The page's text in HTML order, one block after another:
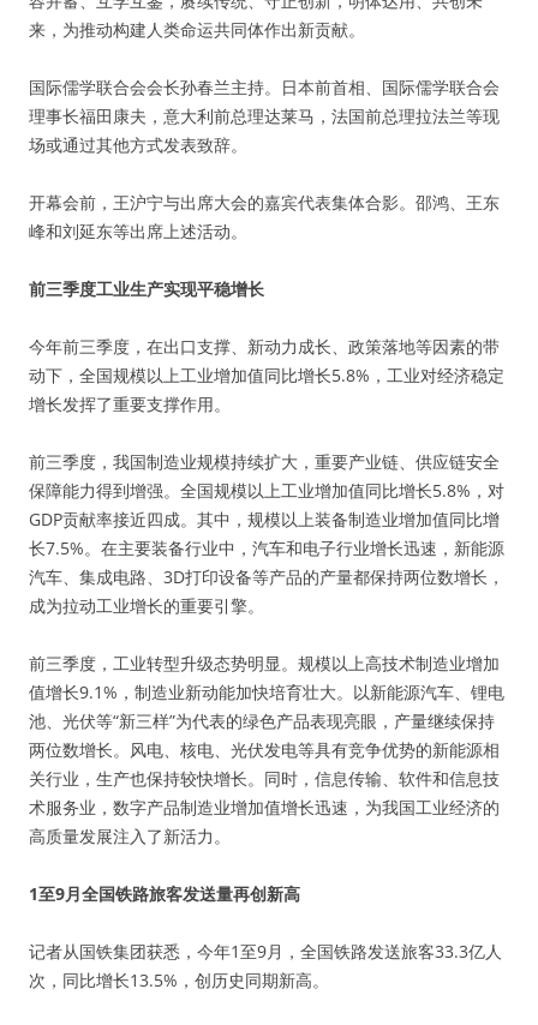
来，为推动构建人类命运共同体作出新贡献。
国际儒学联合会会长孙春兰主持。日本前首相、国际儒学联合会
理事长福田康夫，意大利前总理达莱马，法国前总理拉法兰等现
场或通过其他方式发表致辞。
开幕会前，王沪宁与出席大会的嘉宾代表集体合影。邵鸿、王东
峰和刘延东等出席上述活动。
前三季度工业生产实现平稳增长
今年前三季度，在出口支撑、新动力成长、政策落地等因素的带
动下，全国规模以上工业增加值同比增长5.8%，工业对经济稳定
增长发挥了重要支撑作用。
前三季度，我国制造业规模持续扩大，重要产业链、供应链安全
保障能力得到增强。全国规模以上工业增加值同比增长5.8%，对
GDP贡献率接近四成。其中，规模以上装备制造业增加值同比增
长7.5%。在主要装备行业中，汽车和电子行业增长迅速，新能源
汽车、集成电路、3D打印设备等产品的产量都保持两位数增长，
成为拉动工业增长的重要引擎。
前三季度，工业转型升级态势明显。规模以上高技术制造业增加
值增长9.1%，制造业新动能加快培育壮大。以新能源汽车、锂电
池、光伏等“新三样”为代表的绿色产品表现亮眼，产量继续保持
两位数增长。风电、核电、光伏发电等具有竞争优势的新能源相
关行业，生产也保持较快增长。同时，信息传输、软件和信息技
术服务业，数字产品制造业增加值增长迅速，为我国工业经济的
高质量发展注入了新活力。
1至9月全国铁路旅客发送量再创新高
记者从国铁集团获悉，今年1至9月，全国铁路发送旅客33.3亿人
次，同比增长13.5%，创历史同期新高。